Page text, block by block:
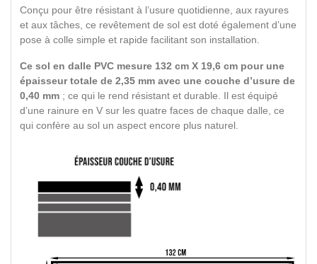
Conçu pour être résistant à l’usure quotidienne, aux rayures
et aux tâches, ce revêtement de sol est doté également d’une
pose à colle simple et rapide facilitant son installation.
Ce sol en dalle PVC mesure 132 cm X 19,6 cm pour une
épaisseur totale de 2,35 mm avec une couche d’usure de
0,40 mm ; ce qui le rend résistant et durable. Il est équipé
d’une rainure en V sur les quatre faces de chaque dalle, ce
qui confère au sol un aspect encore plus naturel.